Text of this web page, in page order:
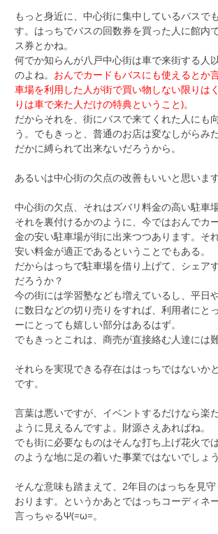
もっと身近に、中心街に集中しているバスで
す。はっちでバスの回数券を買った人に館内
ス券とかね。
何でか知らんが八戸中心街は車で来街する人
のよね。 おんでカードもバスにも使えるとか
車場を利用した人が街で買い物しない限りは
りは車で来た人だけの特典ということ)。
だからそれを、街にバスで来てくれた人にも
う。でもきっと、普通のお店は変なしがらみ
だかに縛られて出来ないだろうから。
あるいは中心街の欠点の改善もいいと思います
中心街の欠点、それはズバリ料金の高い駐車場
それを裏付けるかのように、今ではおんでカ
金の安い駐車場が街に出来つつあります。そ
安い料金が適正であるということでもある。
だからはっちで駐車場を借り上げて、シェア
だろうか？
今の街には学習塾なども増えているし、平日
に数日などの切り売りをすれば、利用者にと
ーにとっても嬉しい部分はあるはず。
でもきっとこれは、商売が直接絡む人達には
それらを実現できる存在ははっちではないか
です。
言葉は悪いですが、イベントするだけなら楽
ように見えるんですよ。財源さえあればね。
でも街に必要なものはそんな打ち上げ花火で
のような地に足の着いた事業ではないでしょ
そんな意味も踏まえて、2年目のはっちを見
おります。というかあとではっちコーディネ
言っちゃるΨ(=ω=。